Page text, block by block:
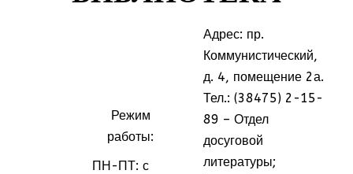
Режим
работы:
ПН-ПТ: с
Адрес: пр.
Коммунистический,
д. 4, помещение 2а.
Тел.: (38475) 2-15-
89 – Отдел
досуговой
литературы;